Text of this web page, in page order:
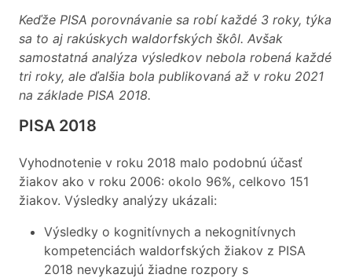
Keďže PISA porovnávanie sa robí každé 3 roky, týka
sa to aj rakúskych waldorfských škôl. Avšak
samostatná analýza výsledkov nebola robená každé
tri roky, ale ďalšia bola publikovaná až v roku 2021
na základe PISA 2018.
PISA 2018
Vyhodnotenie v roku 2018 malo podobnú účasť
žiakov ako v roku 2006: okolo 96%, celkovo 151
žiakov. Výsledky analýzy ukázali:
Výsledky o kognitívnych a nekognitívnych
kompetenciách waldorfských žiakov z PISA
2018 nevykazujú žiadne rozpory s